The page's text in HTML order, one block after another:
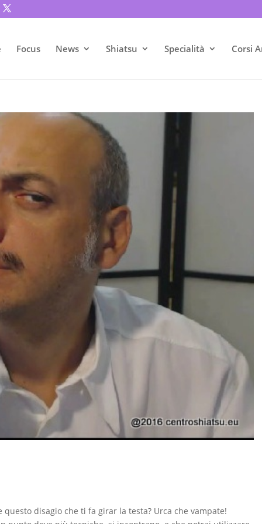
Focus News Shiatsu Specialità Corsi
disagio che ti fa girar la testa? Urca che vampate!